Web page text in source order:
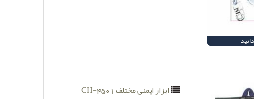
ابزار ایمنی مختلف CH-4501